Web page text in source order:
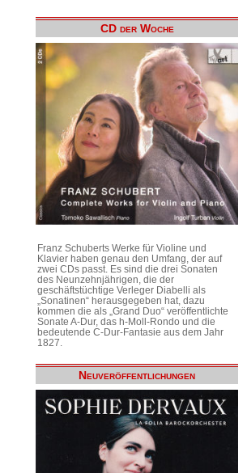
CD der Woche
Franz Schuberts Werke für Violine und
Klavier haben genau den Umfang, der auf
zwei CDs passt. Es sind die drei Sonaten
des Neunzehnjährigen, die der
geschäftstüchtige Verleger Diabelli als
„Sonatinen“ herausgegeben hat, dazu
kommen die als „Grand Duo“ veröffentlichte
Sonate A-Dur, das h-Moll-Rondo und die
bedeutende C-Dur-Fantasie aus dem Jahr
1827.
Neuveröffentlichungen